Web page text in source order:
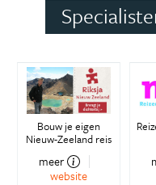
Bouw je eigen
Nieuw-Zeeland reis
meer
website